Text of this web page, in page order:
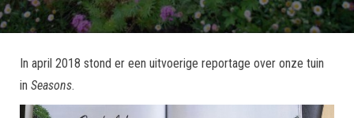
In april 2018 stond er een uitvoerige reportage over onze tuin
in Seasons.